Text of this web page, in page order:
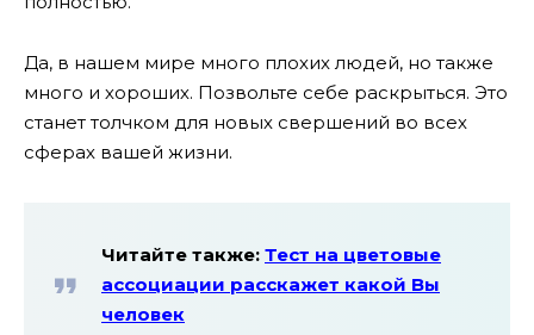
Да, в нашем мире много плохих людей, но также
много и хороших. Позвольте себе раскрыться. Это
станет толчком для новых свершений во всех
сферах вашей жизни.
Читайте также: Тест на цветовые
ассоциации расскажет какой Вы
человек